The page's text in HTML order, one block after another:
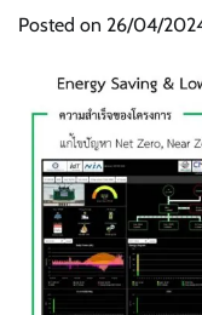
Posted on 26/04/